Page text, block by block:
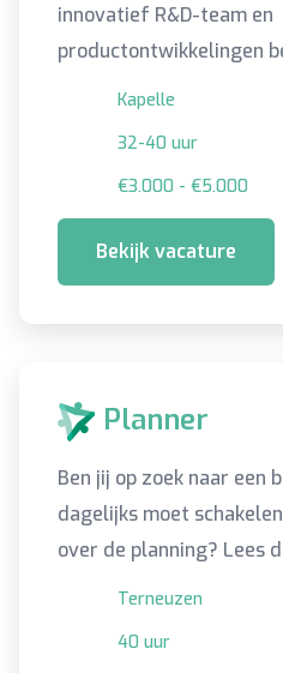
innovatief R&D-team en
productontwikkelingen
idee tot productie. Klinkt
Kapelle
32-40 uur
€3.000 - €5.000
Bekijk vacature
Planner
Ben jij op zoek naar een
dagelijks moet
over de planning? Lees
Terneuzen
40 uur